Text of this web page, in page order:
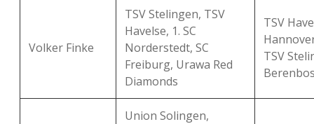
Volker Finke
TSV Stelingen, TSV
Havelse, 1. SC
Norderstedt, SC
Freiburg, Urawa Red
Diamonds
TSV
TSV
Union Solingen,